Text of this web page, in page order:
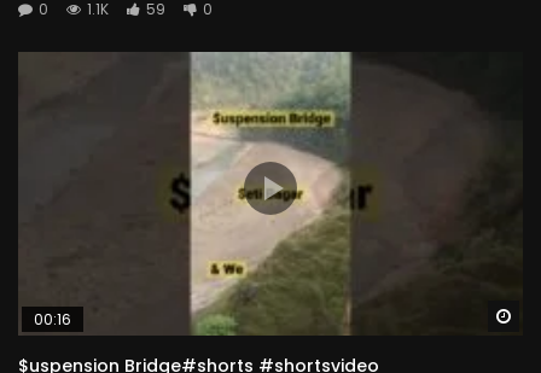
0
1.1K 59 0
00:16
$uspension Bridge#shorts #shortsvideo